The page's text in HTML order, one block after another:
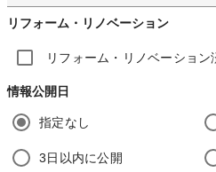
リフォーム・リノベーション
リフォーム・リノベーション
情報公開日
指定なし
3日以内に公開